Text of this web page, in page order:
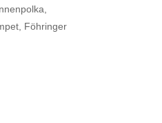
Föhringer